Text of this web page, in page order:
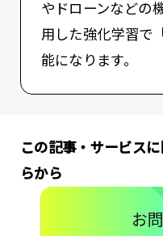
やドローンなどの
用した強化学習で
能になります。
この記事・サービス
らから
お